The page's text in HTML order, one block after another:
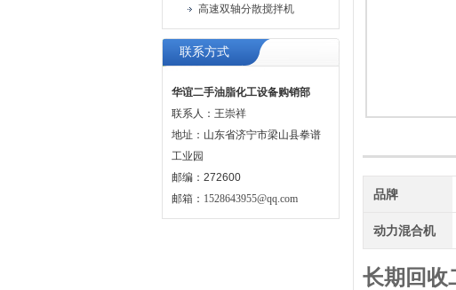
高速双轴分散搅拌机
联系方式
华谊二手油脂化工设备购销部
联系人：王崇祥
地址：山东省济宁市梁山县拳谱
工业园
邮编：272600
邮箱： 1528643955@qq.com 品牌
动力混合机
长期回收